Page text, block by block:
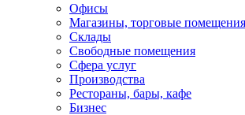
Офисы
Магазины, торговые помещения
Склады
Свободные помещения
Сфера услуг
Производства
Рестораны, бары, кафе
Бизнес